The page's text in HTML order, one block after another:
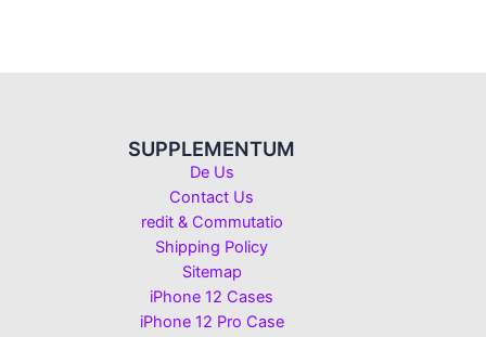
SUPPLEMENTUM
De Us
Contact Us
redit & Commutatio
Shipping Policy
Sitemap
iPhone 12 Cases
iPhone 12 Pro Case